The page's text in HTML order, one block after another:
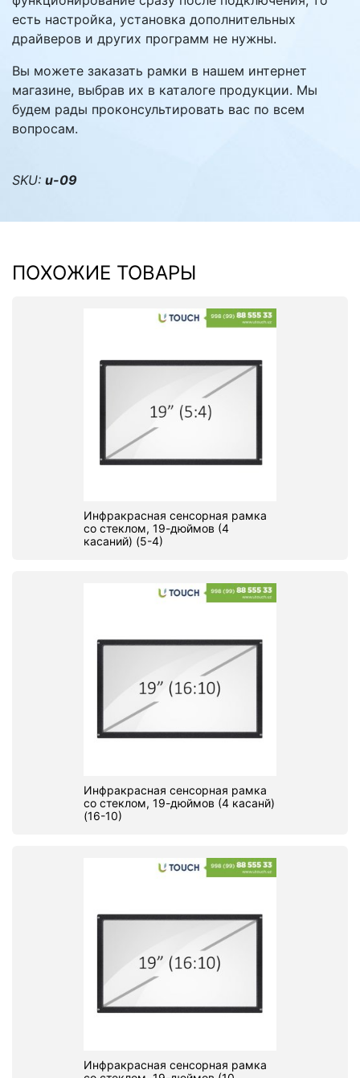
есть настройка, установка дополнительных
драйверов и других программ не нужны.
Вы можете заказать рамки в нашем интернет
магазине, выбрав их в каталоге продукции. Мы
будем рады проконсультировать вас по всем
вопросам.
SKU: u-09
ПОХОЖИЕ ТОВАРЫ
Инфракрасная сенсорная рамка
со стеклом, 19-дюймов (4
касаний) (5-4)
Инфракрасная сенсорная рамка
со стеклом, 19-дюймов (4 касанй)
(16-10)
Инфракрасная сенсорная рамка